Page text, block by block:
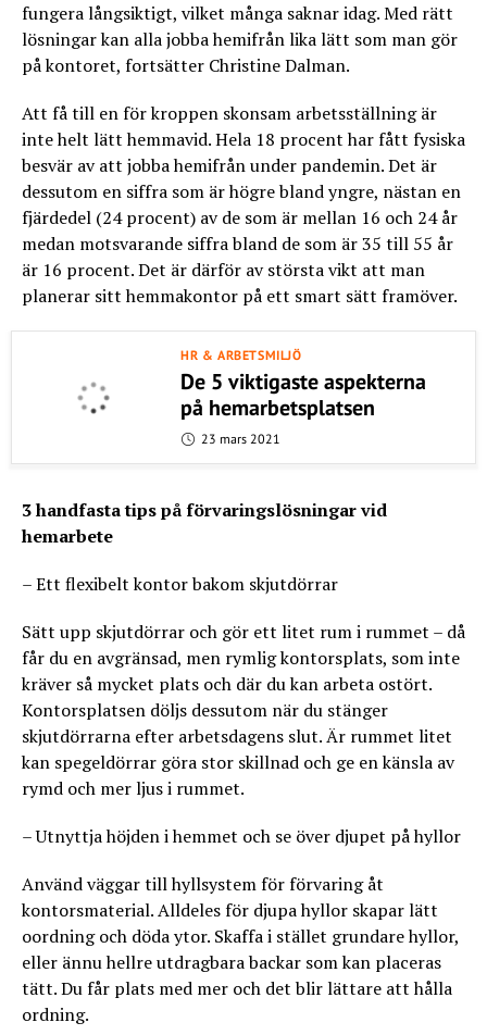
fungera långsiktigt, vilket många saknar idag. Med rätt
lösningar kan alla jobba hemifrån lika lätt som man gör
på kontoret, fortsätter Christine Dalman.
Att få till en för kroppen skonsam arbetsställning är
inte helt lätt hemmavid. Hela 18 procent har fått fysiska
besvär av att jobba hemifrån under pandemin. Det är
dessutom en siffra som är högre bland yngre, nästan en
fjärdedel (24 procent) av de som är mellan 16 och 24 år
medan motsvarande siffra bland de som är 35 till 55 år
är 16 procent. Det är därför av största vikt att man
planerar sitt hemmakontor på ett smart sätt framöver.
HR & ARBETSMILJÖ
De 5 viktigaste aspekterna
på hemarbetsplatsen
23 mars 2021
3 handfasta tips på förvaringslösningar vid
hemarbete
– Ett flexibelt kontor bakom skjutdörrar
Sätt upp skjutdörrar och gör ett litet rum i rummet – då
får du en avgränsad, men rymlig kontorsplats, som inte
kräver så mycket plats och där du kan arbeta ostört.
Kontorsplatsen döljs dessutom när du stänger
skjutdörrarna efter arbetsdagens slut. Är rummet litet
kan spegeldörrar göra stor skillnad och ge en känsla av
rymd och mer ljus i rummet.
– Utnyttja höjden i hemmet och se över djupet på hyllor
Använd väggar till hyllsystem för förvaring åt
kontorsmaterial. Alldeles för djupa hyllor skapar lätt
oordning och döda ytor. Skaffa i stället grundare hyllor,
eller ännu hellre utdragbara backar som kan placeras
tätt. Du får plats med mer och det blir lättare att hålla
ordning.